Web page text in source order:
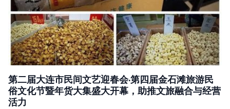
第二届大连市民间文艺迎春会·第四届金石滩旅游民
俗文化节暨年货大集盛大开幕，助推文旅融合与经营
活力